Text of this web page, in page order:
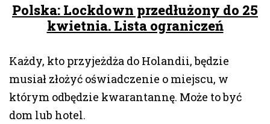
Polska: Lockdown przedłużony do 25
kwietnia. Lista ograniczeń
Każdy, kto przyjeżdża do Holandii, będzie
musiał złożyć oświadczenie o miejscu, w
którym odbędzie kwarantannę. Może to być
dom lub hotel.